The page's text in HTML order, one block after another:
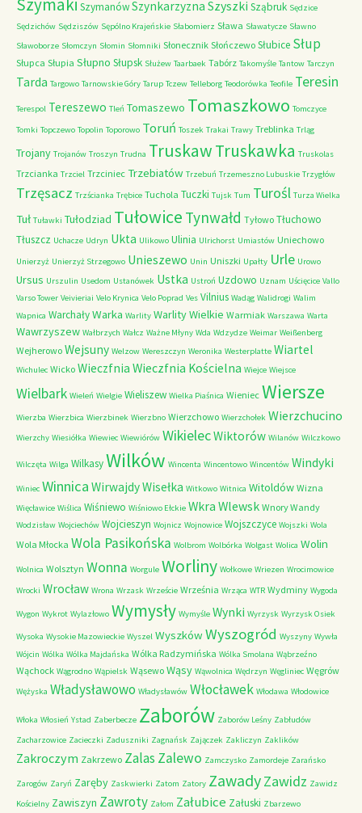
Szymaki SzymanówSzynkarzyzna Szyszki Sząbruk Sędzice
Sędzichów Sędziszów Sępólno Krajeńskie Słabomierz Sława Sławatycze Sławno
Sławoborze Słomczyn Słomin Słomniki Słonecznik Słończewo Słubice Słup
Słupca Słupia Słupno Słupsk Służew Taarbaek Tabórz Takomyśle Tantow Tarczyn
Tarda Targowo Tarnowskie Góry Tarup Tczew Telleborg Teodorówka Teofile Teresin
Terespol Tereszewo Tleń Tomaszewo Tomaszkowo Tomczyce
Tomki Topczewo Topolin Toporowo Toruń Toszek Trakai Trawy Treblinka Trląg
Trojany Trojanów Troszyn Trudna TruskawTruskawka Truskolas
Trzcianka Trzciel Trzciniec Trzebiatów Trzebuń Trzemeszno Lubuskie Trzygłów
Trzęsacz Trzścianka Trębice Tuchola Tuczki Tujsk Tum Turośl Turza Wielka
Tuł Tuławki Tułodziad Tułowice Tynwałd Tyłowo Tłuchowo
Tłuszcz Uchacze Udryn Ukta Ulikowo Ulinia Ulrichorst Umiastów Uniechowo
Unierzyż Unierzyż Strzegowo Unieszewo Unin Uniszki Upałty Urle Urowo
Ursus Urszulin Usedom Ustanówek Ustka Ustroń Uzdowo Uznam Uścięcice Vallo
Varso Tower Veivieriai Velo Krynica Velo Poprad Ves Vilnius Wadąg Walidrogi Walim
Wapnica WarchałyWarka Warlity Warlity Wielkie Warmiak Warszawa Warta
Wawrzyszew Wałbrzych Wałcz Ważne Młyny Wda Wdzydze Weimar Weißenberg
Wejherowo Wejsuny Welzow Wereszczyn Weronika Westerplatte Wiartel
Wichulec Wicko Wieczfnia Wieczfnia Kościelna Wiejce Wiejsce
Wielbark Wieleń Wielgie Wieliszew Wielka Piaśnica Wieniec Wiersze
Wierzba Wierzbica Wierzbinek Wierzbno Wierzchowo Wierzchołek Wierzchucino
Wierzchy Wiesiółka Wiewiec Wiewiórów WikielecWiktorów Wilanów Wilczkowo
Wilczęta Wilga WilkasyWilków Wincenta Wincentowo Wincentów Windyki
Winiec Winnica WirwajdyWisełka Witkowo Witnica Witoldów Wizna
Więcławice Wiślica Wiśniewo Wiśniowo Ełckie Wkra Wlewsk Wnory Wandy
Wodzisław Wojciechów Wojcieszyn Wojnicz Wojnowice Wojszczyce Wojszki Wola
Wola Młocka Wola Pasikońska Wolbrom Wolbórka Wolgast Wolica Wolin
Wolnica Wolsztyn Wonna Worgule Worliny Wołkowe Wriezen Wrocimowice
Wrocki Wrocław Wrona Wrzask Wrzeście Września Wrząca WTR Wydminy Wygoda
Wygon Wykrot Wylazłowo Wymysły Wymyśle Wynki Wyrzysk Wyrzysk Osiek
Wysoka Wysokie Mazowieckie Wyszel WyszkówWyszogród Wyszyny Wywła
Wójcin Wólka Wólka Majdańska Wólka Radzymińska Wólka Smolana Wąbrzeźno
Wąchock Wągrodno Wąpielsk Wąsewo Wąsy Wąwolnica Wędrzyn Węgliniec Węgrów
Wężyska Władysławowo Władysławów Włocławek Włodawa Włodowice
Włoka Włosień Ystad Zaberbecze Zaborów Zaborów Leśny Zabłudów
Zacharzowice Zacieczki Zaduszniki Zagnańsk Zajączek Zakliczyn Zaklików
Zakroczym Zakrzewo ZalasZalewo Zamczysko Zamordeje Zarańsko
Zarogów Zaryń Zaręby Zaskwierki Zatom Zatory ZawadyZawidz Zawidz
Kościelny Zawiszyn Zawroty Załom Załubice Załuski Zbarzewo